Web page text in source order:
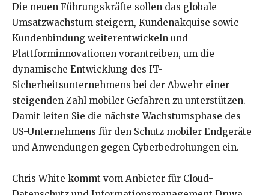
Die neuen Führungskräfte sollen das globale
Umsatzwachstum steigern, Kundenakquise sowie
Kundenbindung weiterentwickeln und
Plattforminnovationen vorantreiben, um die
dynamische Entwicklung des IT-
Sicherheitsunternehmens bei der Abwehr einer
steigenden Zahl mobiler Gefahren zu unterstützen.
Damit leiten Sie die nächste Wachstumsphase des
US-Unternehmens für den Schutz mobiler Endgeräte
und Anwendungen gegen Cyberbedrohungen ein.
Chris White kommt vom Anbieter für Cloud-